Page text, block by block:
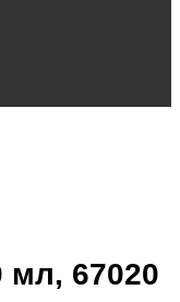
мл, 67020